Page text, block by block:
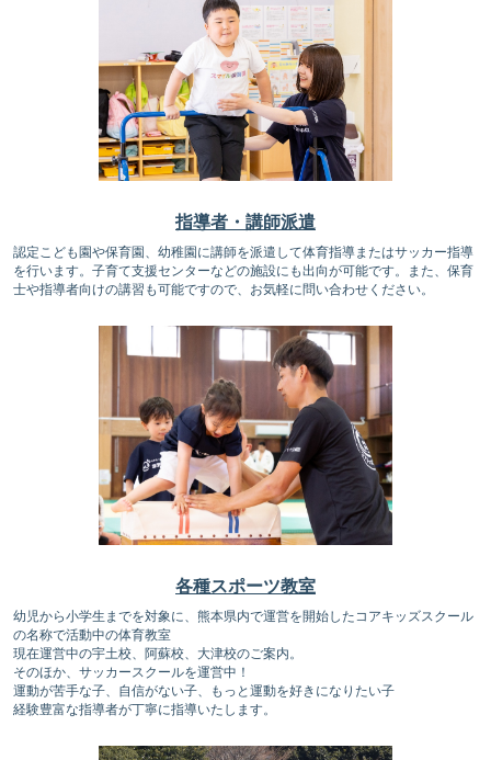
指導者・講師派遣
認定こども園や保育園、幼稚園に講師を派遣して体育指導またはサッカー指導
を行います。子育て支援センターなどの施設にも出向が可能です。また、保育
士や指導者向けの講習も可能ですので、お気軽に問い合わせください。
各種スポーツ教室
幼児から小学生までを対象に、熊本県内で運営を開始したコアキッズスクール
の名称で活動中の体育教室
現在運営中の宇土校、阿蘇校、大津校のご案内。
そのほか、サッカースクールを運営中！
運動が苦手な子、自信がない子、もっと運動を好きになりたい子
経験豊富な指導者が丁寧に指導いたします。